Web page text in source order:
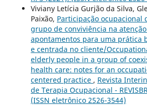
Viviany Letícia Gurjão da Silva,
Paixão, Participação ocupacional
grupo de conviviência na
apontamentos para uma prática
e centrada no cliente/
elderly people in a group of
health care: notes for an
centered practice , Revista
de Terapia Ocupacional -
(ISSN eletrônico 2526-3544)